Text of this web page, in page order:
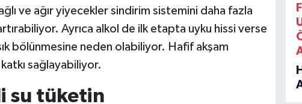
ve ağır yiyecekler sindirim sistemini daha fazla
artırabiliyor. Ayrıca alkol de ilk etapta uyku hissi verse
bölünmesine neden olabiliyor. Hafif akşam
sağlayabiliyor.
su tüketin